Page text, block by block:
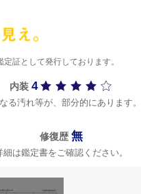
証として発行しております。
内装 4
る汚れ等が、部分的にあります。
修復歴 無
細は鑑定書をご確認ください。